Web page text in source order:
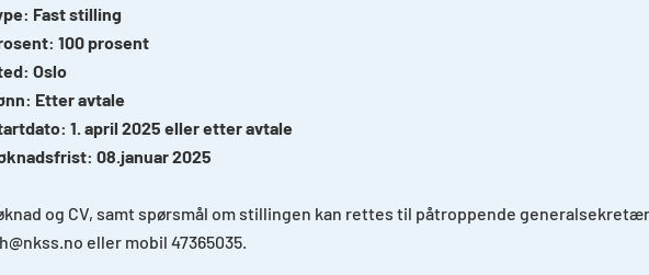
Fast stilling
100 prosent
Oslo
Etter avtale
1. april 2025 eller etter avtale
08.januar 2025
og CV, samt spørsmål om stillingen kan rettes til påtroppende
eller mobil 47365035.